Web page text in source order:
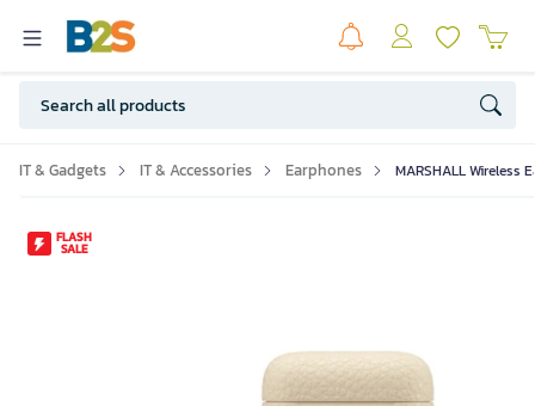
IT & Gadgets IT & Accessories Earphones MARSHALL Wireless
FLASH
SALE